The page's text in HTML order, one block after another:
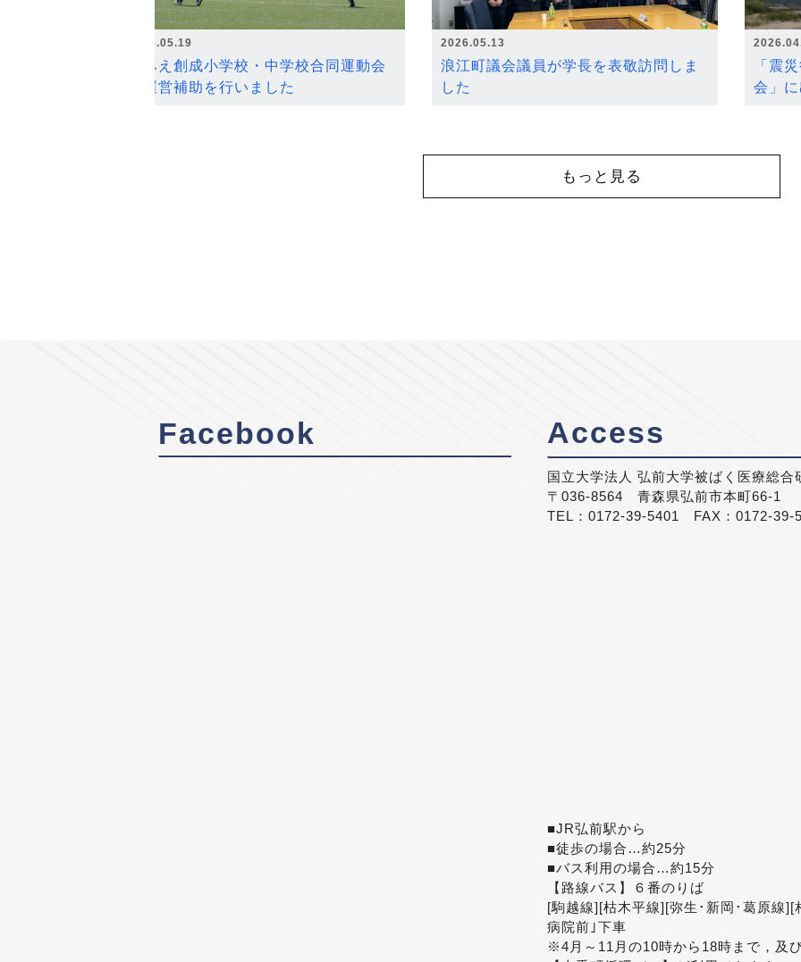
2026.05.19
なみえ創成小学校・中学校合同運動会
の運営補助を行いました
2026.05.13
浪江町議会議員が学長を表敬訪問しま
した
「震
会」
もっと見る
Facebook Access
国立大学法人 弘前大学被ばく医療総合
〒036-8564 青森県弘前市本町66-1
TEL：0172-39-5401 FAX：0172-39-
■JR弘前駅から
■徒歩の場合…約25分
■バス利用の場合…約15分
【路線バス】６番のりば
[駒越線][枯木平線][弥生･新岡･葛原線
病院前｣下車
※4月～11月の10時から18時まで，及